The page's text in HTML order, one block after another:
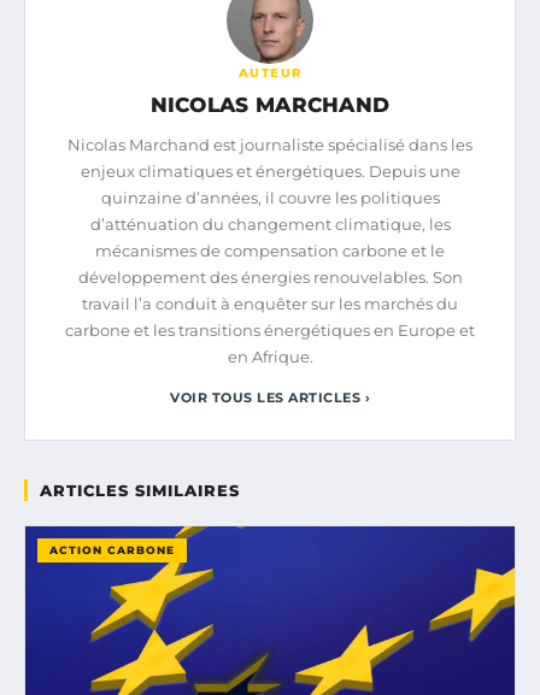
AUTEUR
NICOLAS MARCHAND
Nicolas Marchand est journaliste spécialisé dans les
enjeux climatiques et énergétiques. Depuis une
quinzaine d’années, il couvre les politiques
d’atténuation du changement climatique, les
mécanismes de compensation carbone et le
développement des énergies renouvelables. Son
travail l’a conduit à enquêter sur les marchés du
carbone et les transitions énergétiques en Europe et
en Afrique.
VOIR TOUS LES ARTICLES ›
ARTICLES SIMILAIRES
ACTION CARBONE